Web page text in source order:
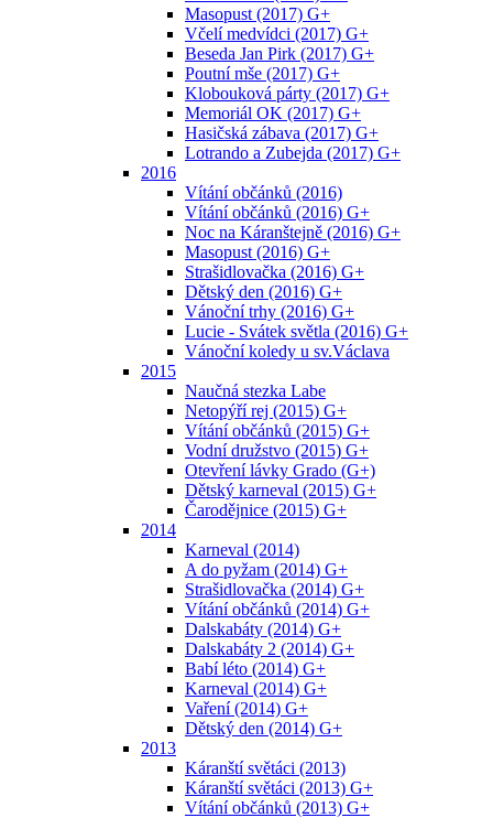
Masopust (2017) G+
Včelí medvídci (2017) G+
Beseda Jan Pirk (2017) G+
Poutní mše (2017) G+
Klobouková párty (2017) G+
Memoriál OK (2017) G+
Hasičská zábava (2017) G+
Lotrando a Zubejda (2017) G+
2016
Vítání občánků (2016)
Vítání občánků (2016) G+
Noc na Káranštejně (2016) G+
Masopust (2016) G+
Strašidlovačka (2016) G+
Dětský den (2016) G+
Vánoční trhy (2016) G+
Lucie - Svátek světla (2016) G+
Vánoční koledy u sv.Václava
2015
Naučná stezka Labe
Netopýří rej (2015) G+
Vítání občánků (2015) G+
Vodní družstvo (2015) G+
Otevření lávky Grado (G+)
Dětský karneval (2015) G+
Čarodějnice (2015) G+
2014
Karneval (2014)
A do pyžam (2014) G+
Strašidlovačka (2014) G+
Vítání občánků (2014) G+
Dalskabáty (2014) G+
Dalskabáty 2 (2014) G+
Babí léto (2014) G+
Karneval (2014) G+
Vaření (2014) G+
Dětský den (2014) G+
2013
Káranští světáci (2013)
Káranští světáci (2013) G+
Vítání občánků (2013) G+